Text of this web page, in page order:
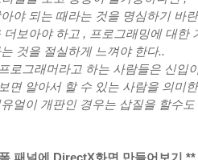
야 되는 때라는 것을 명심하기 바
더보아야 하고 , 프로그래밍에 대한
것을 절실하게 느껴야 한다..
로그래머라고 하는 사람들은 신입
면 알아서 할 수 있는 사람을 의미
얼이 개판인 경우는 삽질을 할수
패널에 DirectX화면 만들어보기